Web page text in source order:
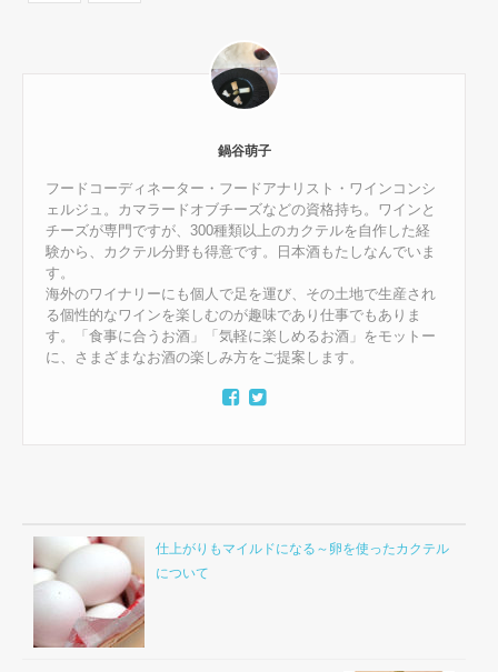
鍋谷萌子
フードコーディネーター・フードアナリスト・ワインコンシ
ェルジュ。カマラードオブチーズなどの資格持ち。ワインと
チーズが専門ですが、300種類以上のカクテルを自作した経
験から、カクテル分野も得意です。日本酒もたしなんでいま
す。
海外のワイナリーにも個人で足を運び、その土地で生産され
る個性的なワインを楽しむのが趣味であり仕事でもありま
す。「食事に合うお酒」「気軽に楽しめるお酒」をモットー
に、さまざまなお酒の楽しみ方をご提案します。
仕上がりもマイルドになる～卵を使ったカクテル
について